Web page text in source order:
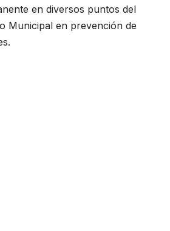
en diversos puntos del
Municipal en prevención de